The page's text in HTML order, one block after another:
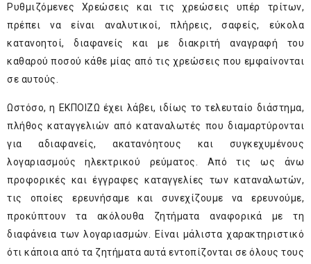
Ρυθμιζόμενες Χρεώσεις και τις χρεώσεις υπέρ τρίτων,
πρέπει να είναι αναλυτικοί, πλήρεις, σαφείς, εύκολα
κατανοητοί, διαφανείς και με διακριτή αναγραφή του
καθαρού ποσού κάθε μίας από τις χρεώσεις που εμφαίνονται
σε αυτούς.
Ωστόσο, η ΕΚΠΟΙΖΩ έχει λάβει, ιδίως το τελευταίο διάστημα,
πλήθος καταγγελιών από καταναλωτές που διαμαρτύρονται
για αδιαφανείς, ακατανόητους και συγκεχυμένους
λογαριασμούς ηλεκτρικού ρεύματος. Από τις ως άνω
προφορικές και έγγραφες καταγγελίες των καταναλωτών,
τις οποίες ερευνήσαμε και συνεχίζουμε να ερευνούμε,
προκύπτουν τα ακόλουθα ζητήματα αναφορικά με τη
διαφάνεια των λογαριασμών. Είναι μάλιστα χαρακτηριστικό
ότι κάποια από τα ζητήματα αυτά εντοπίζονται σε όλους τους